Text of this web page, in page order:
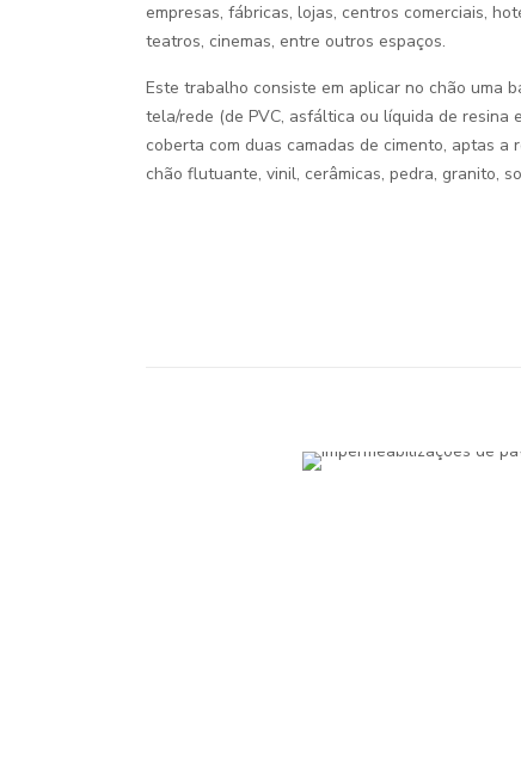
empresas, fábricas, lojas, centros comerciais,
teatros, cinemas, entre outros espaços.
Este trabalho consiste em aplicar no chão uma
tela/rede (de PVC, asfáltica ou líquida de resina
coberta com duas camadas de cimento, aptas a
chão flutuante, vinil, cerâmicas, pedra, granito,